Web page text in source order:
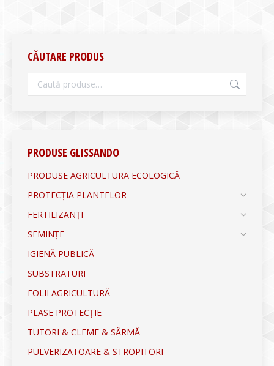
CĂUTARE PRODUS
PRODUSE GLISSANDO
PRODUSE AGRICULTURA ECOLOGICĂ
PROTECȚIA PLANTELOR
FERTILIZANȚI
SEMINȚE
IGIENĂ PUBLICĂ
SUBSTRATURI
FOLII AGRICULTURĂ
PLASE PROTECȚIE
TUTORI & CLEME & SÂRMĂ
PULVERIZATOARE & STROPITORI